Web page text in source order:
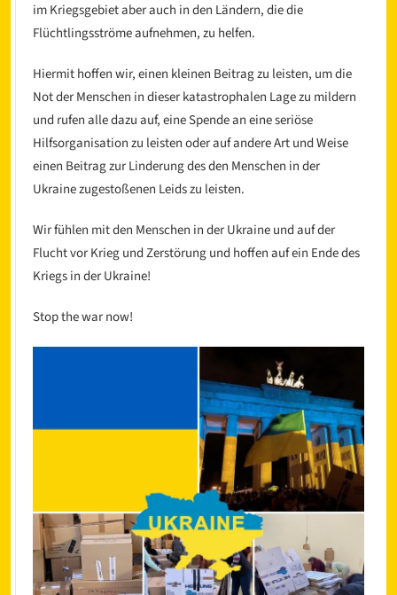
im Kriegsgebiet aber auch in den Ländern, die die
Flüchtlingsströme aufnehmen, zu helfen.
Hiermit hoffen wir, einen kleinen Beitrag zu leisten, um die
Not der Menschen in dieser katastrophalen Lage zu mildern
und rufen alle dazu auf, eine Spende an eine seriöse
Hilfsorganisation zu leisten oder auf andere Art und Weise
einen Beitrag zur Linderung des den Menschen in der
Ukraine zugestoßenen Leids zu leisten.
Wir fühlen mit den Menschen in der Ukraine und auf der
Flucht vor Krieg und Zerstörung und hoffen auf ein Ende des
Kriegs in der Ukraine!
Stop the war now!